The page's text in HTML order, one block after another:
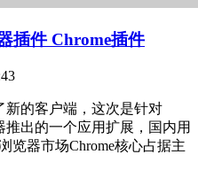
插件 Chrome插件
新的客户端，这次是针对
推出的一个应用扩展，国内用
览器市场Chrome核心占据主